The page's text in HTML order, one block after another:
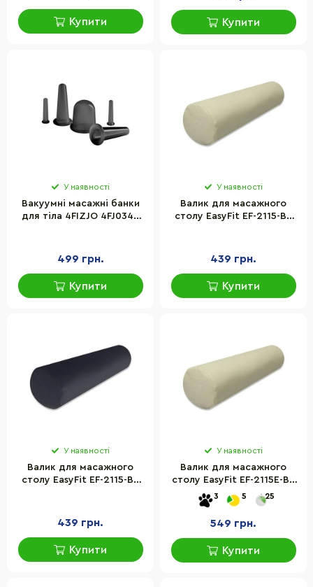
Купити Купити
У наявності
Вакуумні масажні банки
для тіла 4FIZJO 4FJ0344
499 грн.
Купити
У наявності
Валик для масажного
столу EasyFit EF-2115-BE
439 грн.
Купити
У наявності
Валик для масажного
столу EasyFit EF-2115-BK
439 грн.
Купити
У наявності
Валик для масажного
столу EasyFit EF-2115E-BE
60 см, бежевий (з чохлом)
3 5 25
549 грн.
Купити